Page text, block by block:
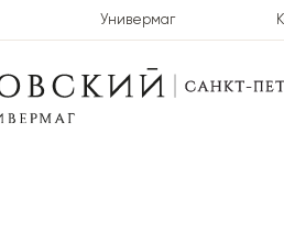
Универмаг